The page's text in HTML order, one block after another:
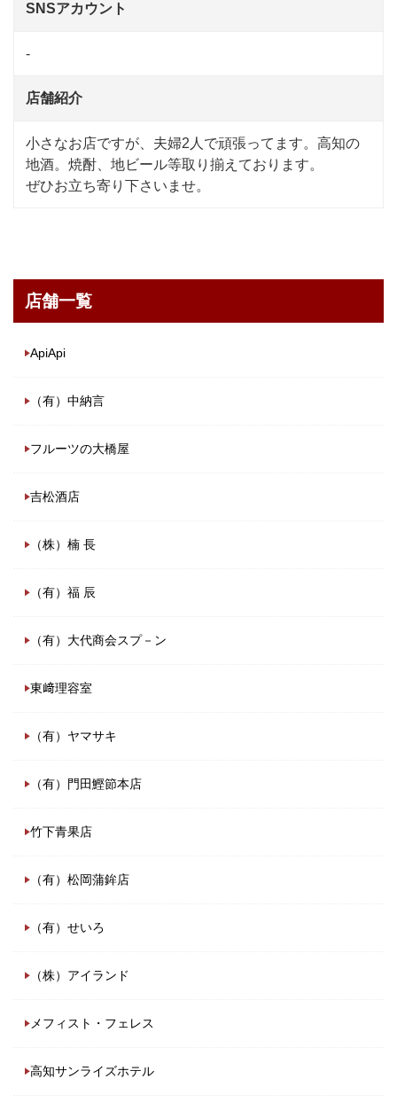
SNSアカウント
-
店舗紹介
小さなお店ですが、夫婦2人で頑張ってます。高知の
地酒。焼酎、地ビール等取り揃えております。
ぜひお立ち寄り下さいませ。
店舗一覧
ApiApi
（有）中納言
フルーツの大橋屋
吉松酒店
（株）楠 長
（有）福 辰
（有）大代商会スプ－ン
東﨑理容室
（有）ヤマサキ
（有）門田鰹節本店
竹下青果店
（有）松岡蒲鉾店
（有）せいろ
（株）アイランド
メフィスト・フェレス
高知サンライズホテル